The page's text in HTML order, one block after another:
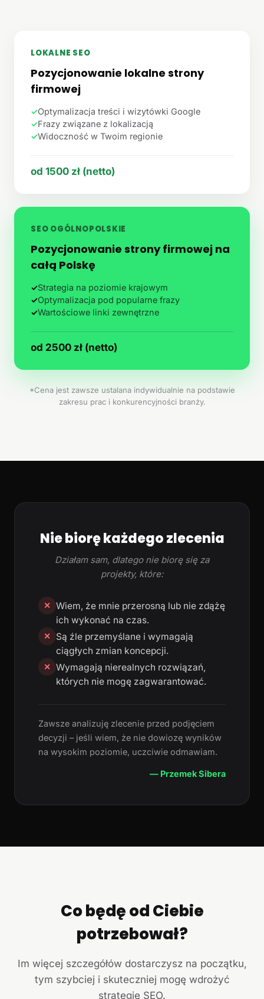
LOKALNE SEO
Pozycjonowanie lokalne strony
firmowej
✓Optymalizacja treści i wizytówki Google
✓Frazy związane z lokalizacją
✓Widoczność w Twoim regionie
od 1500 zł (netto)
SEO OGÓLNOPOLSKIE
Pozycjonowanie strony firmowej na
całą Polskę
✓Strategia na poziomie krajowym
✓Optymalizacja pod popularne frazy
✓Wartościowe linki zewnętrzne
od 2500 zł (netto)
*Cena jest zawsze ustalana indywidualnie na podstawie
zakresu prac i konkurencyjności branży.
Nie biorę każdego zlecenia
Działam sam, dlatego nie biorę się za
projekty, które:
✕ Wiem, że mnie przerosną lub nie zdążę
ich wykonać na czas.
✕
Są źle przemyślane i wymagają
ciągłych zmian koncepcji.
✕ Wymagają nierealnych rozwiązań,
których nie mogę zagwarantować.
Zawsze analizuję zlecenie przed podjęciem
decyzji – jeśli wiem, że nie dowiozę wyników
na wysokim poziomie, uczciwie odmawiam.
— Przemek Sibera
Co będę od Ciebie
potrzebował?
Im więcej szczegółów dostarczysz na początku,
tym szybciej i skuteczniej mogę wdrożyć
strategię SEO.